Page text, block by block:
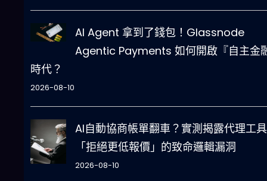
AI Agent 拿到了錢包！Glassnode
Agentic Payments 如何開啟『自主金
時代？
2026-08-10
AI自動協商帳單翻車？實測揭露代理工具
「拒絕更低報價」的致命邏輯漏洞
2026-08-10